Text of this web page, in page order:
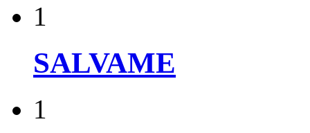
1
SALVAME
1